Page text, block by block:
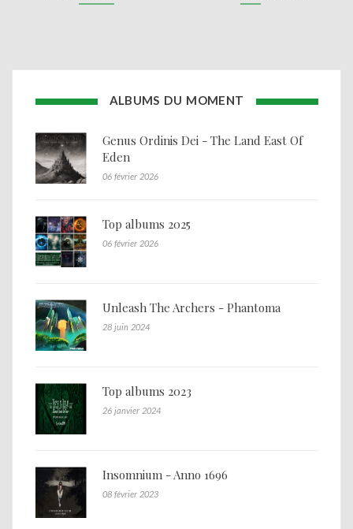
ALBUMS DU MOMENT
Genus Ordinis Dei - The Land East Of
Eden
06 février 2026
Top albums 2025
06 février 2026
Unleash The Archers - Phantoma
28 juin 2024
Top albums 2023
26 janvier 2024
Insomnium - Anno 1696
08 février 2023